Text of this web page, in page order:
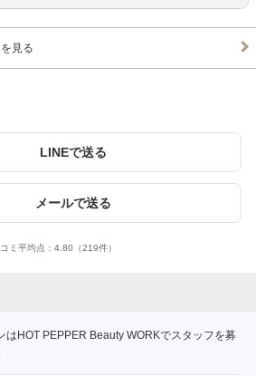
見る
LINEで送る
メールで送る
ミ平均点： 4.80 （219件）
はHOT PEPPER Beauty WORKでスタッフを募